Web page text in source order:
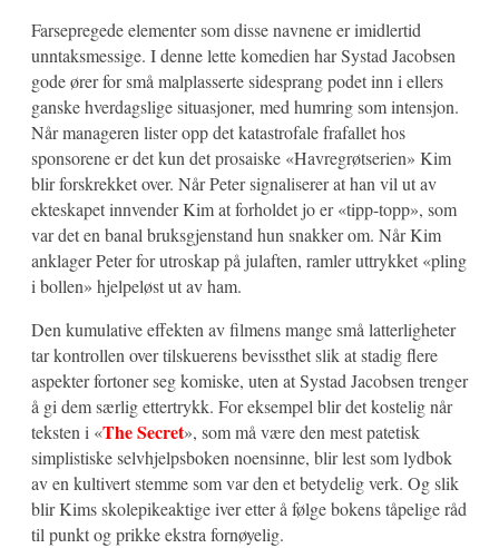
Farsepregede elementer som disse navnene er imidlertid
unntaksmessige. I denne lette komedien har Systad Jacobsen
gode ører for små malplasserte sidesprang podet inn i ellers
ganske hverdagslige situasjoner, med humring som intensjon.
Når manageren lister opp det katastrofale frafallet hos
sponsorene er det kun det prosaiske «Havregrøtserien» Kim
blir forskrekket over. Når Peter signaliserer at han vil ut av
ekteskapet innvender Kim at forholdet jo er «tipp-topp», som
var det en banal bruksgjenstand hun snakker om. Når Kim
anklager Peter for utroskap på julaften, ramler uttrykket «pling
i bollen» hjelpeløst ut av ham.
Den kumulative effekten av filmens mange små latterligheter
tar kontrollen over tilskuerens bevissthet slik at stadig flere
aspekter fortoner seg komiske, uten at Systad Jacobsen trenger
å gi dem særlig ettertrykk. For eksempel blir det kostelig når
teksten i «The Secret», som må være den mest patetisk
simplistiske selvhjelpsboken noensinne, blir lest som lydbok
av en kultivert stemme som var den et betydelig verk. Og slik
blir Kims skolepikeaktige iver etter å følge bokens tåpelige råd
til punkt og prikke ekstra fornøyelig.